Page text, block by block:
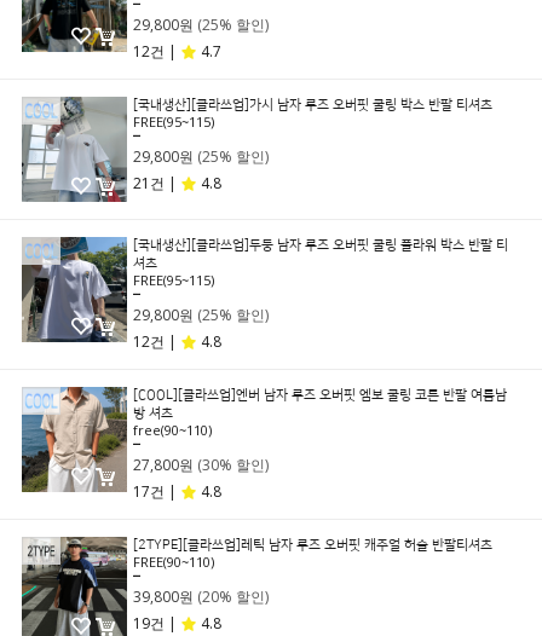
29,800원 (25% 할인)
12건 |
4.7
[국내생산][클라쓰업]가시 남자 루즈 오버핏 쿨링 박스 반팔 티셔츠
FREE(95~115)
29,800원 (25% 할인)
21건 |
4.8
[국내생산][클라쓰업]두둥 남자 루즈 오버핏 쿨링 플라워 박스 반팔 티
셔츠
FREE(95~115)
29,800원 (25% 할인)
12건 |
4.8
[COOL][클라쓰업]엔버 남자 루즈 오버핏 엠보 쿨링 코튼 반팔 여름남
방 셔츠
free(90~110)
27,800원 (30% 할인)
17건 |
4.8
[2TYPE][클라쓰업]레틱 남자 루즈 오버핏 캐주얼 허슬 반팔티셔츠
FREE(90~110)
39,800원 (20% 할인)
19건 |
4.8